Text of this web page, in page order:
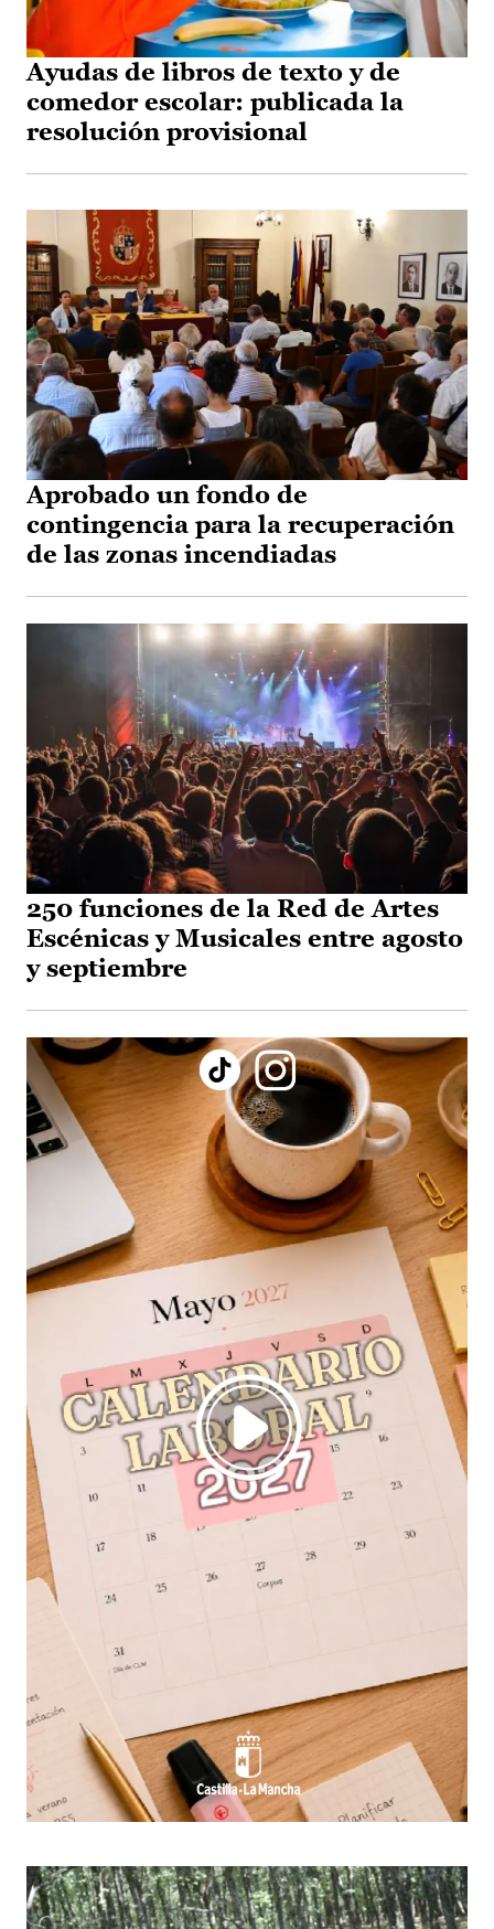
Ayudas de libros de texto y de
comedor escolar: publicada la
resolución provisional
Aprobado un fondo de
contingencia para la recuperación
de las zonas incendiadas
250 funciones de la Red de Artes
Escénicas y Musicales entre agosto
y septiembre